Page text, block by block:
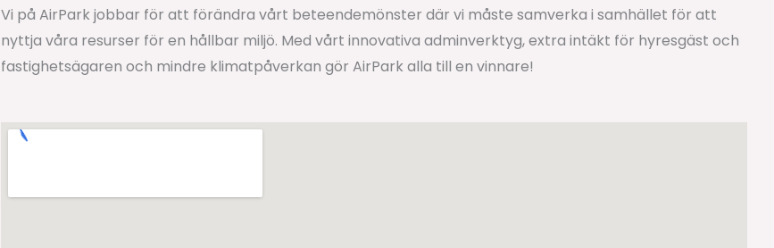
Vi på AirPark jobbar för att förändra vårt beteendemönster där vi måste samverka i samhället för att
nyttja våra resurser för en hållbar miljö. Med vårt innovativa adminverktyg, extra intäkt för hyresgäst och
fastighetsägaren och mindre klimatpåverkan gör AirPark alla till en vinnare!